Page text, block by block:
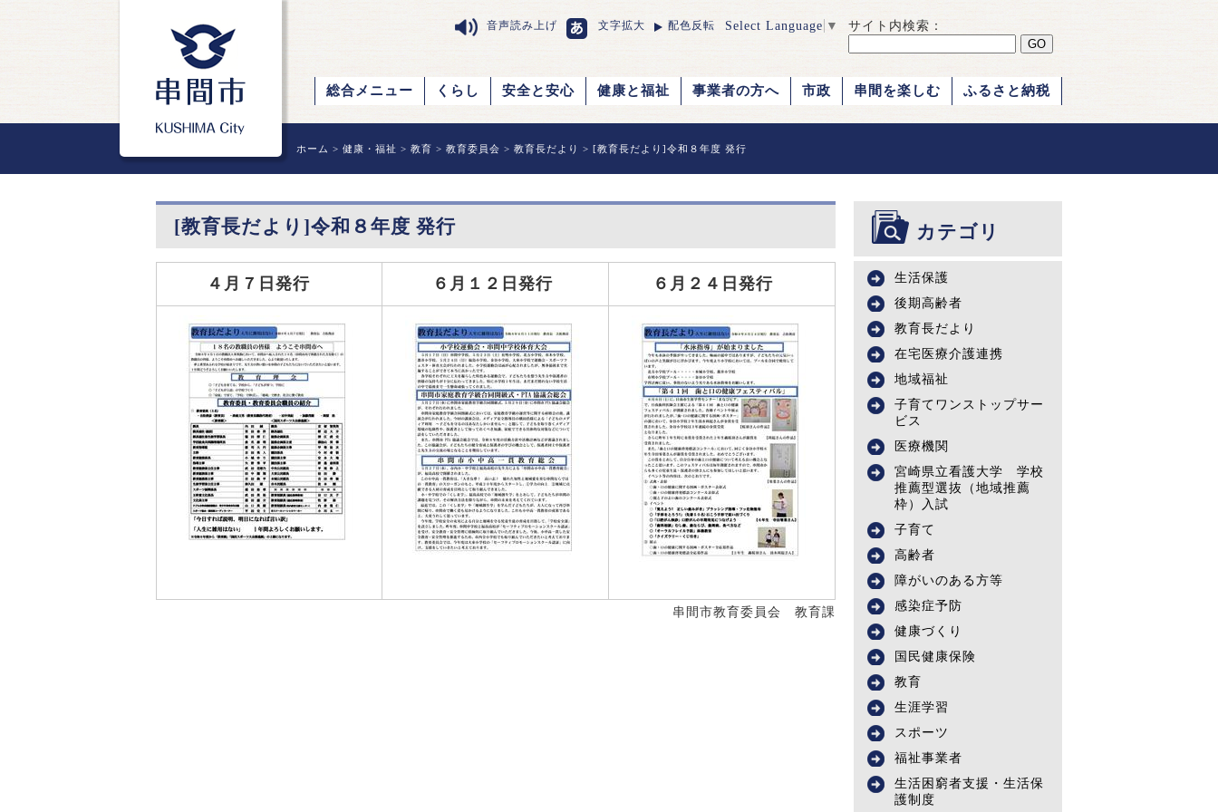
音声読み上げ 文字拡大 配色反転 Select Language ▼ サイト内検索：
総合メニュー くらし 安全と安心 健康と福祉 事業者の方へ 市政 串間を楽しむ ふるさと納税
ホーム > 健康・福祉 > 教育 > 教育委員会 > 教育長だより > [教育長だより]令和８年度 発行
[教育長だより]令和８年度 発行
４月７日発行 ６月１２日発行 ６月２４日発行
串間市教育委員会 教育課
カテゴリ
生活保護
後期高齢者
教育長だより
在宅医療介護連携
地域福祉
子育てワンストップサー
ビス
医療機関
宮崎県立看護大学 学校
推薦型選抜（地域推薦
枠）入試
子育て
高齢者
障がいのある方等
感染症予防
健康づくり
国民健康保険
教育
生涯学習
スポーツ
福祉事業者
生活困窮者支援・生活保
護制度